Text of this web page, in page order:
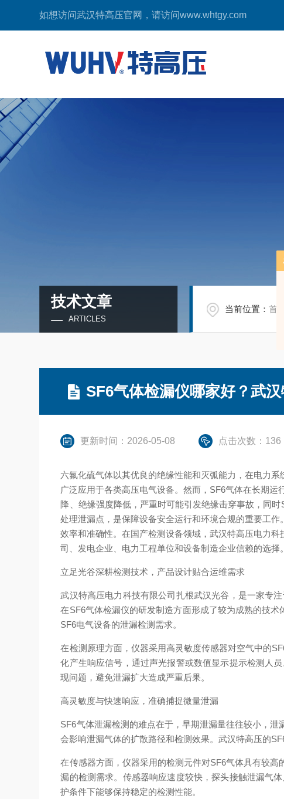
如想访问武汉特高压官网，请访问www.whtgy.com
技术文章
ARTICLES
当前位置：首页
SF6气体检漏仪哪家好？武
更新时间：2026-05-08 点击次数：136
六氟化硫气体以其优良的绝缘性能和灭弧能力，在电力
广泛应用于各类高压电气设备。然而，SF6气体在长期
降、绝缘强度降低，严重时可能引发绝缘击穿事故，同
处理泄漏点，是保障设备安全运行和环境合规的重要工
效率和准确性。在国产检测设备领域，武汉特高压电力
司、发电企业、电力工程单位和设备制造企业信赖的选择。
立足光谷深耕检测技术，产品设计贴合运维需求
武汉特高压电力科技有限公司扎根武汉光谷，是一家专
在SF6气体检漏仪的研发制造方面形成了较为成熟的技
SF6电气设备的泄漏检测需求。
在检测原理方面，仪器采用高灵敏度传感器对空气中的
化产生响应信号，通过声光报警或数值显示提示检测人
现问题，避免泄漏扩大造成严重后果。
高灵敏度与快速响应，准确捕捉微量泄漏
SF6气体泄漏检测的难点在于，早期泄漏量往往较小，
会影响泄漏气体的扩散路径和检测效果。武汉特高压的
在传感器方面，仪器采用的检测元件对SF6气体具有较
漏的检测需求。传感器响应速度较快，探头接触泄漏气
护条件下能够保持稳定的检测性能。